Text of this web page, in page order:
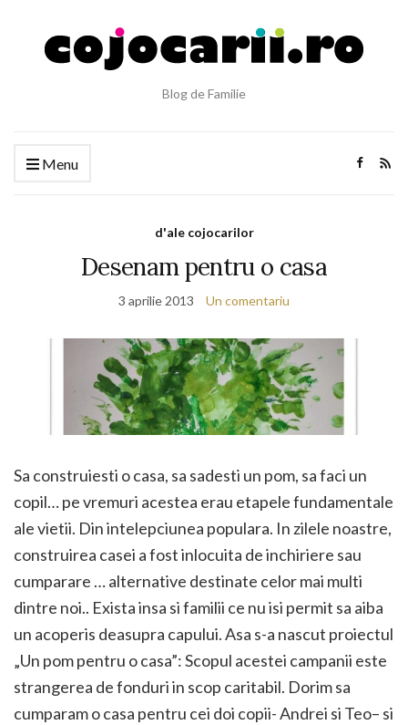
Blog de Familie
Menu
d'ale cojocarilor
Desenam pentru o casa
3 aprilie 2013 Un comentariu
Sa construiesti o casa, sa sadesti un pom, sa faci un
copil… pe vremuri acestea erau etapele fundamentale
ale vietii. Din intelepciunea populara. In zilele noastre,
construirea casei a fost inlocuita de inchiriere sau
cumparare … alternative destinate celor mai multi
dintre noi.. Exista insa si familii ce nu isi permit sa aiba
un acoperis deasupra capului. Asa s-a nascut proiectul
„Un pom pentru o casa”: Scopul acestei campanii este
strangerea de fonduri in scop caritabil. Dorim sa
cumparam o casa pentru cei doi copii- Andrei si Teo– si